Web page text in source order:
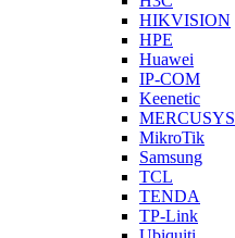
HIKVISION
HPE
Huawei
IP-COM
Keenetic
MERCUSYS
MikroTik
Samsung
TCL
TENDA
TP-Link